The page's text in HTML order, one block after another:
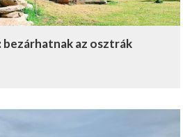
bezárhatnak az osztrák